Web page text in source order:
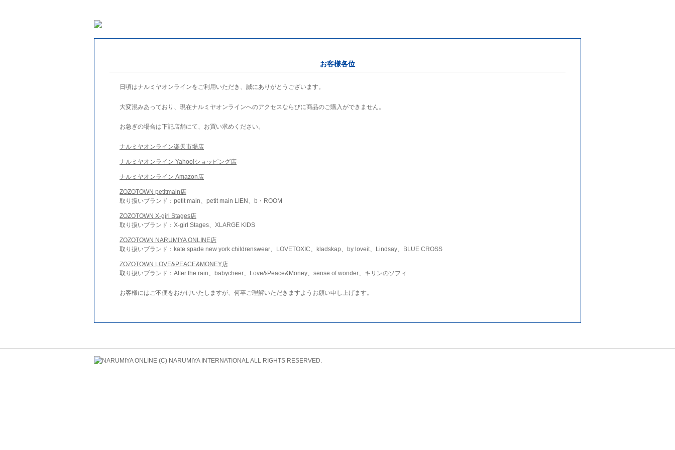
お客様各位
日頃はナルミヤオンラインをご利用いただき、誠にありがとうございます。
大変混みあっており、現在ナルミヤオンラインへのアクセスならびに商品のご購入ができません。
お急ぎの場合は下記店舗にて、お買い求めください。
ナルミヤオンライン楽天市場店
ナルミヤオンライン Yahoo!ショッピング店
ナルミヤオンライン Amazon店
ZOZOTOWN petitmain店
取り扱いブランド：petit main、petit main LIEN、b・ROOM
ZOZOTOWN X-girl Stages店
取り扱いブランド：X-girl Stages、XLARGE KIDS
ZOZOTOWN NARUMIYA ONLINE店
取り扱いブランド：kate spade new york childrenswear、LOVETOXIC、kladskap、by loveit、Lindsay、BLUE CROSS
ZOZOTOWN LOVE&PEACE&MONEY店
取り扱いブランド：After the rain、babycheer、Love&Peace&Money、sense of wonder、キリンのソフィ
お客様にはご不便をおかけいたしますが、何卒ご理解いただきますようお願い申し上げます。